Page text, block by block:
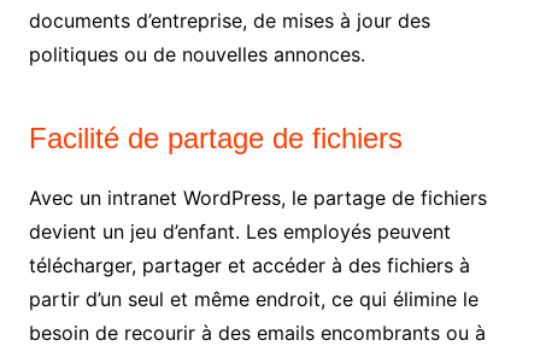
documents d’entreprise, de mises à jour des
politiques ou de nouvelles annonces.
Facilité de partage de fichiers
Avec un intranet WordPress, le partage de fichiers
devient un jeu d’enfant. Les employés peuvent
télécharger, partager et accéder à des fichiers à
partir d’un seul et même endroit, ce qui élimine le
besoin de recourir à des emails encombrants ou à